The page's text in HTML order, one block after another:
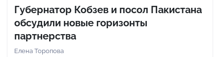
Губернатор Кобзев и посол Пакистана
обсудили новые горизонты
партнерства
Елена Торопова